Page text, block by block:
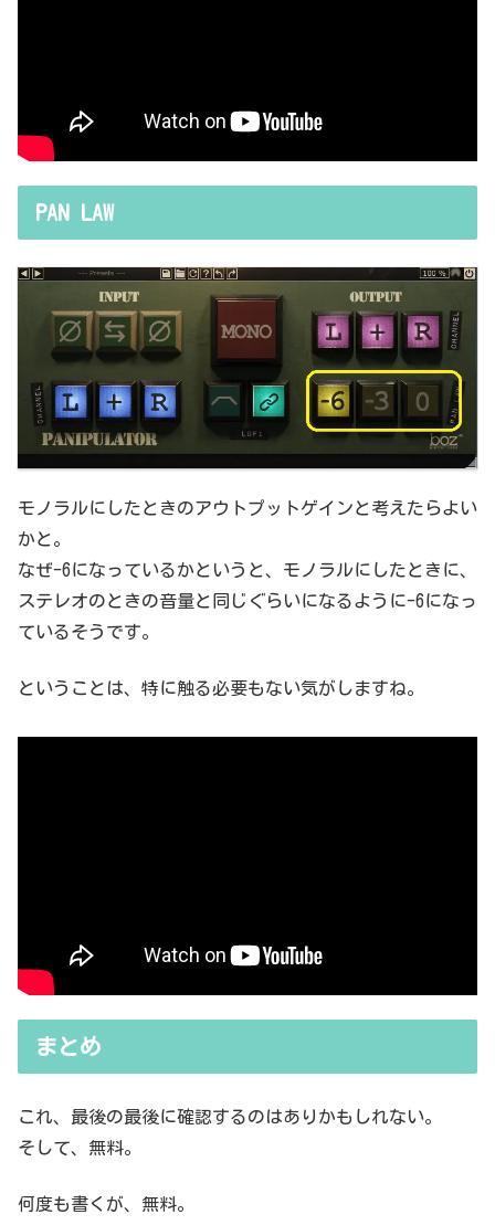
PAN LAW
モノラルにしたときのアウトプットゲインと考えたらよい
かと。
なぜ-6になっているかというと、モノラルにしたときに、
ステレオのときの音量と同じぐらいになるように-6になっ
ているそうです。
ということは、特に触る必要もない気がしますね。
まとめ
これ、最後の最後に確認するのはありかもしれない。
そして、無料。
何度も書くが、無料。